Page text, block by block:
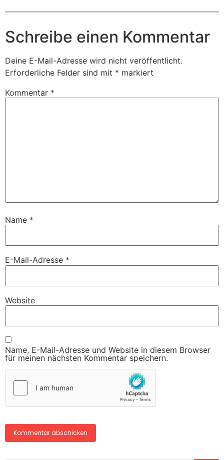
Schreibe einen Kommentar
Deine E-Mail-Adresse wird nicht veröffentlicht.
Erforderliche Felder sind mit * markiert
Kommentar *
Name *
E-Mail-Adresse *
Website
Name, E-Mail-Adresse und Website in diesem Browser
für meinen nächsten Kommentar speichern.